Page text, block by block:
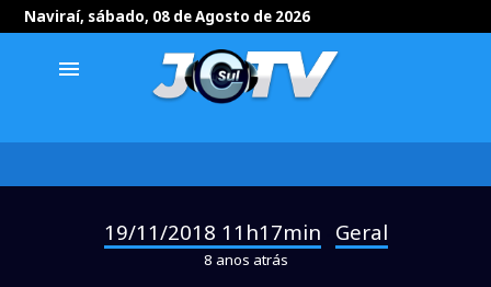
Naviraí, sábado, 08 de Agosto de 2026
menu
19/11/2018 11h17min Geral
8 anos atrás